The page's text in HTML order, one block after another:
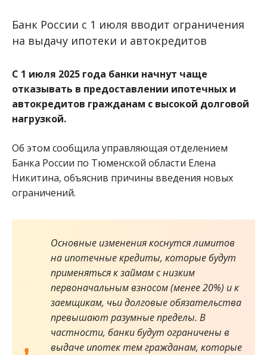
Банк России с 1 июля вводит ограничения
на выдачу ипотеки и автокредитов
С 1 июля 2025 года банки начнут чаще
отказывать в предоставлении ипотечных и
автокредитов гражданам с высокой долговой
нагрузкой.
Об этом сообщила управляющая отделением
Банка России по Тюменской области Елена
Никитина, объяснив причины введения новых
ограничений.
Основные изменения коснутся лимитов
на ипотечные кредиты, которые будут
применяться к займам с низким
первоначальным взносом (менее 20%) и к
заемщикам, чьи долговые обязательства
превышают разумные пределы. В
частности, банки будут ограничены в
выдаче ипотек тем гражданам, которые